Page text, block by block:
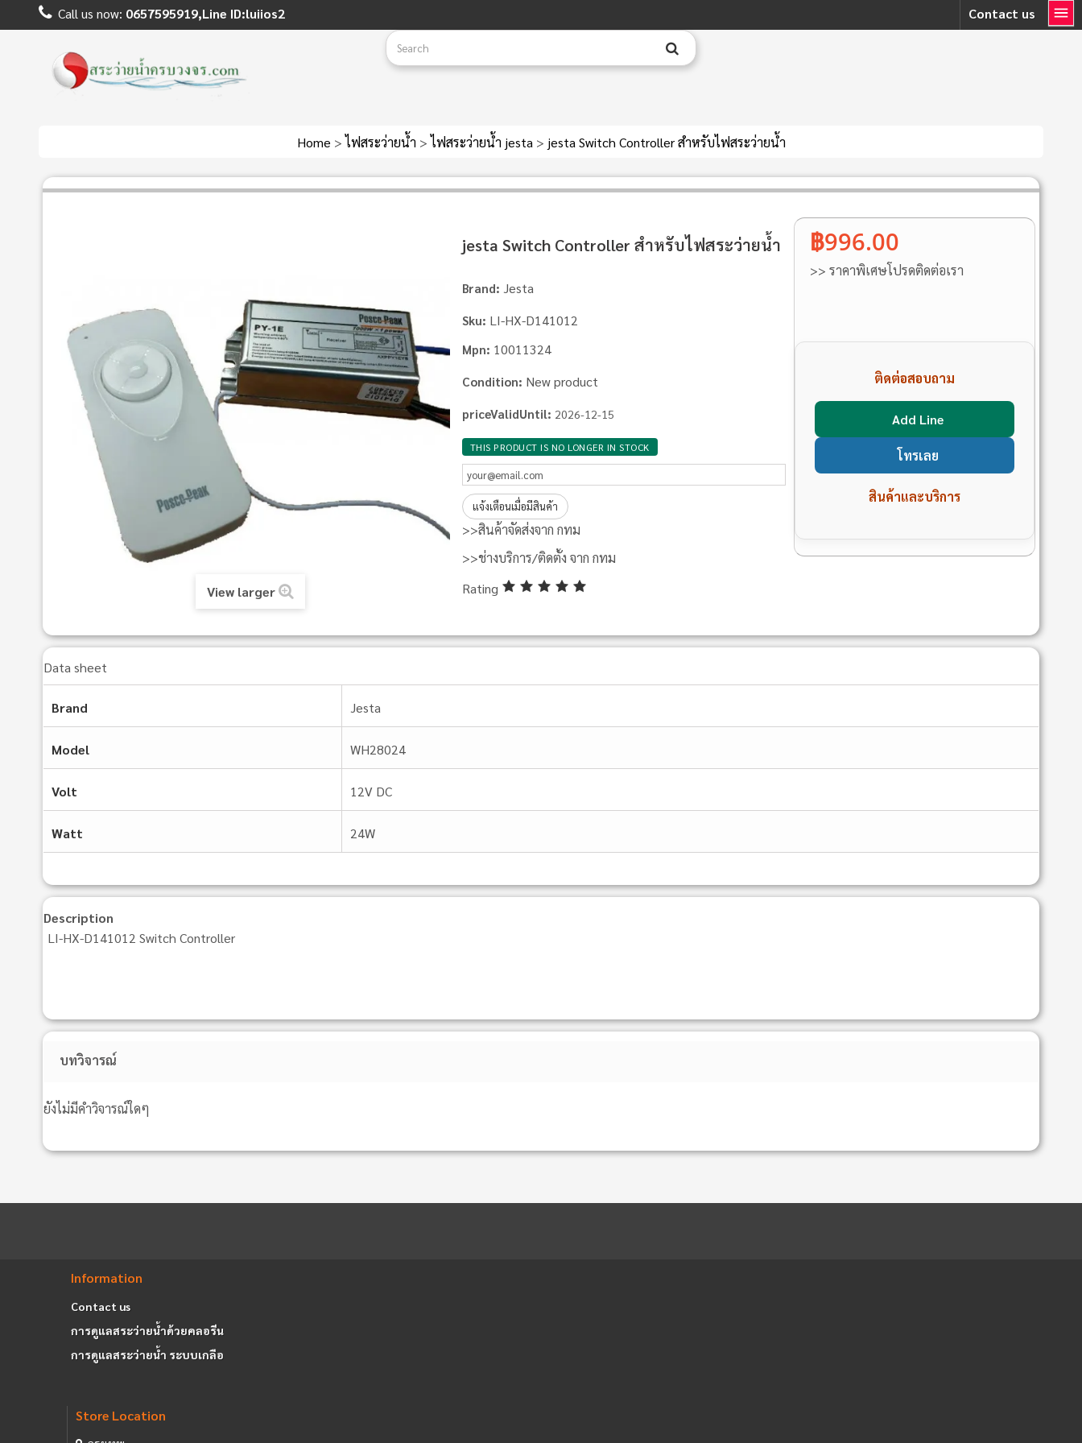
Contact us
Call us now: 0657595919,Line ID:luiios2
Home > ไฟสระว่ายน้ำ > ไฟสระว่ายน้ำ jesta > jesta Switch Controller สำหรับไฟสระว่ายน้ำ
View larger
jesta Switch Controller สำหรับไฟสระว่ายน้ำ
Brand: Jesta
Sku: LI-HX-D141012
Mpn: 10011324
Condition: New product
priceValidUntil: 2026-12-15
THIS PRODUCT IS NO LONGER IN STOCK
แจ้งเตือนเมื่อมีสินค้า
>>สินค้าจัดส่งจาก กทม
>>ช่างบริการ/ติดตั้ง จาก กทม
Rating
฿996.00
>> ราคาพิเศษโปรดติดต่อเรา
ติดต่อสอบถาม
Add Line
โทรเลย
สินค้าและบริการ
Data sheet
Brand Jesta
Model WH28024
Volt 12V DC
Watt 24W
Description
LI-HX-D141012 Switch Controller
บทวิจารณ์
ยังไม่มีคำวิจารณ์ใดๆ
Information
Contact us
การดูแลสระว่ายน้ำด้วยคลอรีน
การดูแลสระว่ายน้ำ ระบบเกลือ
Store Location